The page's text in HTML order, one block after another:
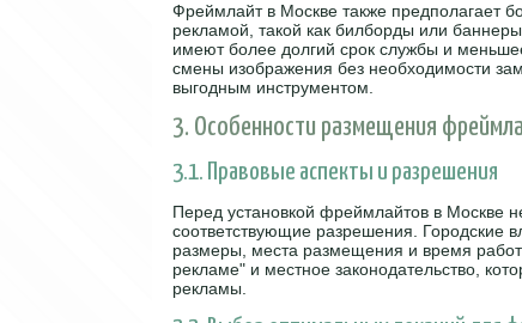
Фреймлайт в Москве также предполагает
рекламой, такой как билборды или
имеют более долгий срок службы и
смены изображения без необходимости
выгодным инструментом.
3. Особенности размещения
3.1. Правовые аспекты и разрешения
Перед установкой фреймлайтов в Москве
соответствующие разрешения. Городские
размеры, места размещения и время
рекламе" и местное законодательство,
рекламы.